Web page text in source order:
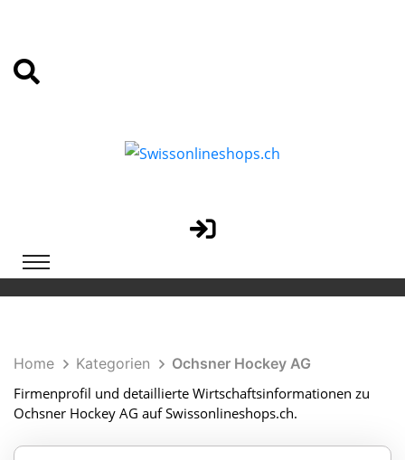
Home Kategorien
Ochsner Hockey AG
Firmenprofil und detaillierte Wirtschaftsinformationen zu
Ochsner Hockey AG auf Swissonlineshops.ch.